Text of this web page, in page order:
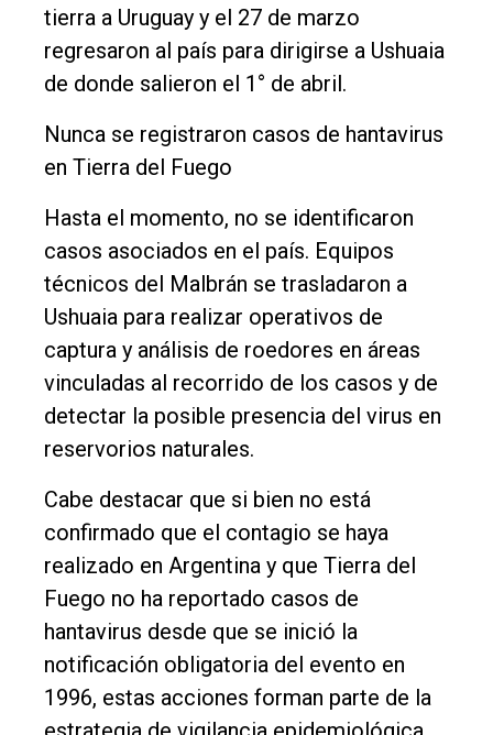
tierra a Uruguay y el 27 de marzo
regresaron al país para dirigirse a Ushuaia
de donde salieron el 1° de abril.
Nunca se registraron casos de hantavirus
en Tierra del Fuego
Hasta el momento, no se identificaron
casos asociados en el país. Equipos
técnicos del Malbrán se trasladaron a
Ushuaia para realizar operativos de
captura y análisis de roedores en áreas
vinculadas al recorrido de los casos y de
detectar la posible presencia del virus en
reservorios naturales.
Cabe destacar que si bien no está
confirmado que el contagio se haya
realizado en Argentina y que Tierra del
Fuego no ha reportado casos de
hantavirus desde que se inició la
notificación obligatoria del evento en
1996, estas acciones forman parte de la